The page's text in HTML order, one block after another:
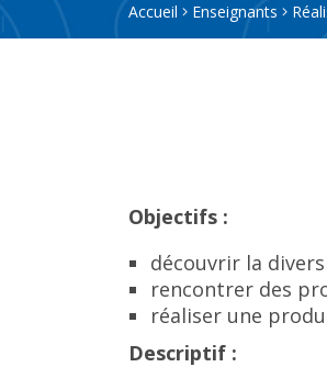
Accueil Enseignants
Objectifs :
découvrir la
rencontrer des
réaliser une
Descriptif :